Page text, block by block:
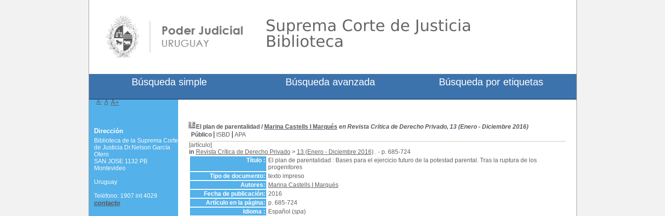
El plan de parentalidad / Marina Castells I Marqués en Revista Crítica de Derecho Privado, 13 (Enero - Diciembre 2016)
Público
ISBD
APA
[artículo]
in Revista Crítica de Derecho Privado> 13 (Enero - Diciembre 2016). - p. 685-724
Título :
El plan de parentalidad : Bases para el ejercicio futuro de la potestad parental. Tras la ruptura de los
progenitores
Tipo de documento: texto impreso
Autores:
Marina Castells I Marqués
Fecha de publicación: 2016
Artículo en la página: p. 685-724
Idioma :
Español (spa)
Búsqueda simple Búsqueda avanzada Búsqueda por etiquetas
A- A A+
Dirección
Biblioteca de la Suprema Corte
de Justicia Dr.Nelson García
Otero
SAN JOSE 1132 PB
Montevideo
Uruguay
Teléfono: 1907 int 4029
contacto